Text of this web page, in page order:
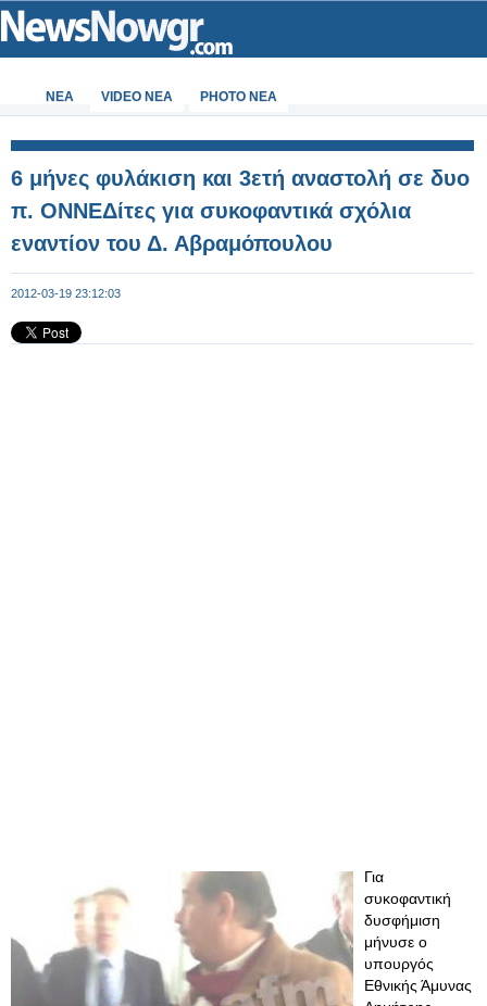
ΝΕΑ VIDEO NEA PHOTO NEA
6 μήνες φυλάκιση και 3ετή αναστολή σε δυο
π. ΟΝΝΕΔίτες για συκοφαντικά σχόλια
εναντίον του Δ. Αβραμόπουλου
2012-03-19 23:12:03
Για
συκοφαντική
δυσφήμιση
μήνυσε ο
υπουργός
Εθνικής Άμυνας